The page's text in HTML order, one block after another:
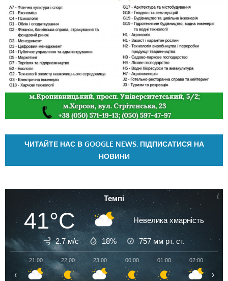
ЧИТАЙТЕ НАС В GOOGLE NEWS. ПІДПИСАТИСЯ НА
НОВИНИ
Темпі
41°C Невелика хмарність
2.7 м/с 18% 757 мм рт. ст.
21:00 22:00 23:00 00:00 01:00 02:00
‹ ›